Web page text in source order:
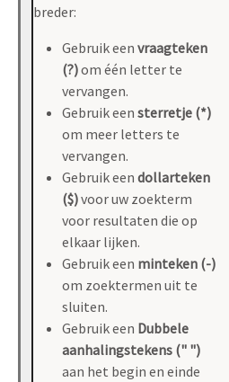
breder:
Gebruik een vraagteken
(?)om één letter te
vervangen.
Gebruik een sterretje (*)
om meer letters te
vervangen.
Gebruik een dollarteken
($)voor uw zoekterm
voor resultaten die op
elkaar lijken.
Gebruik een minteken (-)
om zoektermen uit te
sluiten.
Gebruik een Dubbele
aanhalingstekens (" ")
aan het begin en einde